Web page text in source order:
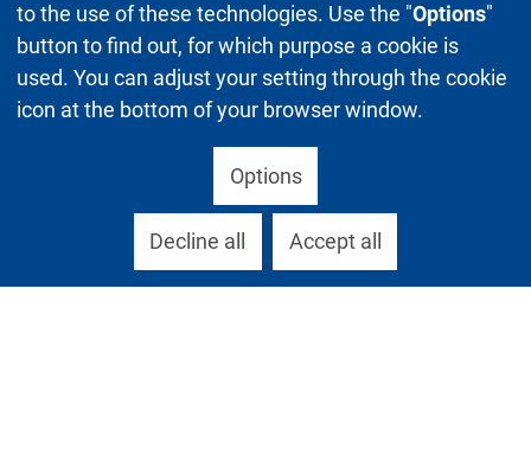
to the use of these technologies. Use the "Options"
button to find out, for which purpose a cookie is
used. You can adjust your setting through the cookie
icon at the bottom of your browser window.
Options
Decline all Accept all